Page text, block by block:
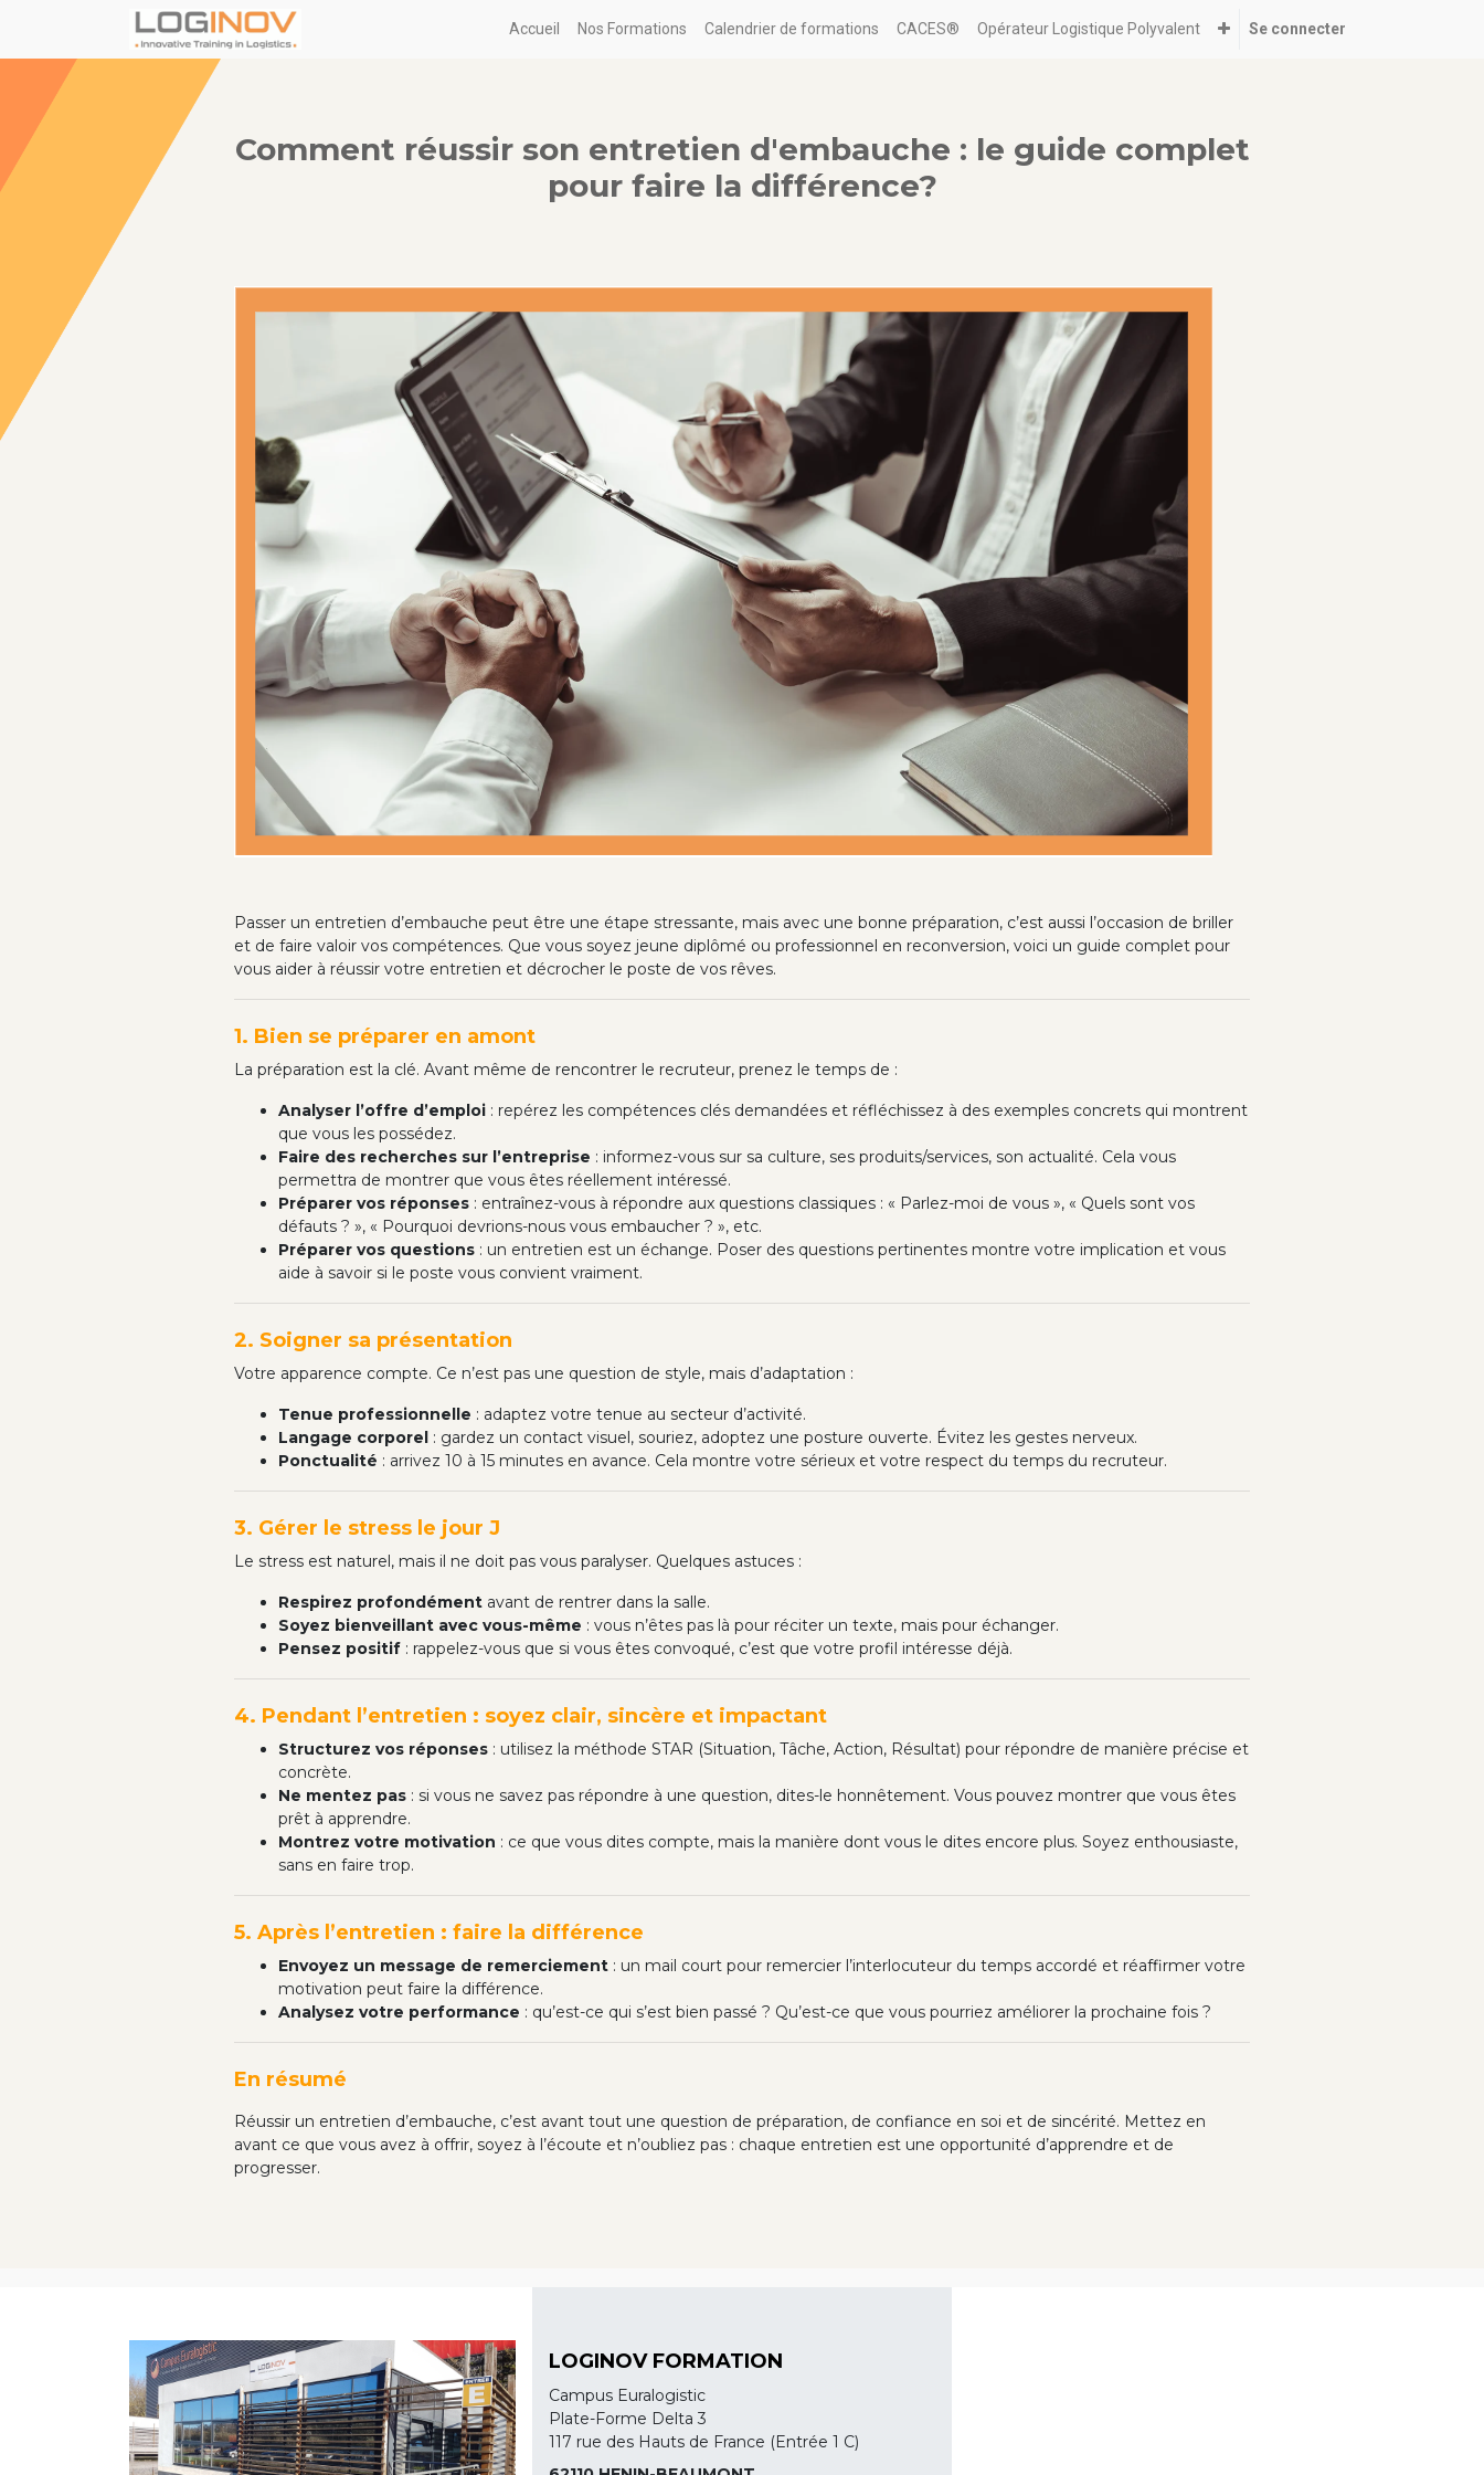
Accueil Nos Formations Calendrier de formations CACES® Opérateur Logistique Polyvalent Se connecter
Comment réussir son entretien d'embauche : le guide complet
pour faire la différence?
Passer un entretien d’embauche peut être une étape stressante, mais avec une bonne préparation, c’est aussi l’occasion de briller
et de faire valoir vos compétences. Que vous soyez jeune diplômé ou professionnel en reconversion, voici un guide complet pour
vous aider à réussir votre entretien et décrocher le poste de vos rêves.
1. Bien se préparer en amont
La préparation est la clé. Avant même de rencontrer le recruteur, prenez le temps de :
Analyser l’offre d’emploi : repérez les compétences clés demandées et réfléchissez à des exemples concrets qui montrent
que vous les possédez.
Faire des recherches sur l’entreprise : informez-vous sur sa culture, ses produits/services, son actualité. Cela vous
permettra de montrer que vous êtes réellement intéressé.
Préparer vos réponses : entraînez-vous à répondre aux questions classiques : « Parlez-moi de vous », « Quels sont vos
défauts ? », « Pourquoi devrions-nous vous embaucher ? », etc.
Préparer vos questions : un entretien est un échange. Poser des questions pertinentes montre votre implication et vous
aide à savoir si le poste vous convient vraiment.
2. Soigner sa présentation
Votre apparence compte. Ce n’est pas une question de style, mais d’adaptation :
Tenue professionnelle : adaptez votre tenue au secteur d’activité.
Langage corporel : gardez un contact visuel, souriez, adoptez une posture ouverte. Évitez les gestes nerveux.
Ponctualité : arrivez 10 à 15 minutes en avance. Cela montre votre sérieux et votre respect du temps du recruteur.
3. Gérer le stress le jour J
Le stress est naturel, mais il ne doit pas vous paralyser. Quelques astuces :
Respirez profondément avant de rentrer dans la salle.
Soyez bienveillant avec vous-même : vous n’êtes pas là pour réciter un texte, mais pour échanger.
Pensez positif : rappelez-vous que si vous êtes convoqué, c’est que votre profil intéresse déjà.
4. Pendant l’entretien : soyez clair, sincère et impactant
Structurez vos réponses : utilisez la méthode STAR (Situation, Tâche, Action, Résultat) pour répondre de manière précise et
concrète.
Ne mentez pas : si vous ne savez pas répondre à une question, dites-le honnêtement. Vous pouvez montrer que vous êtes
prêt à apprendre.
Montrez votre motivation : ce que vous dites compte, mais la manière dont vous le dites encore plus. Soyez enthousiaste,
sans en faire trop.
5. Après l’entretien : faire la différence
Envoyez un message de remerciement : un mail court pour remercier l’interlocuteur du temps accordé et réaffirmer votre
motivation peut faire la différence.
Analysez votre performance : qu’est-ce qui s’est bien passé ? Qu’est-ce que vous pourriez améliorer la prochaine fois ?
En résumé
Réussir un entretien d’embauche, c’est avant tout une question de préparation, de confiance en soi et de sincérité. Mettez en
avant ce que vous avez à offrir, soyez à l’écoute et n’oubliez pas : chaque entretien est une opportunité d’apprendre et de
progresser.
LOGINOV FORMATION
Campus Euralogistic
Plate-Forme Delta 3
117 rue des Hauts de France (Entrée 1 C)